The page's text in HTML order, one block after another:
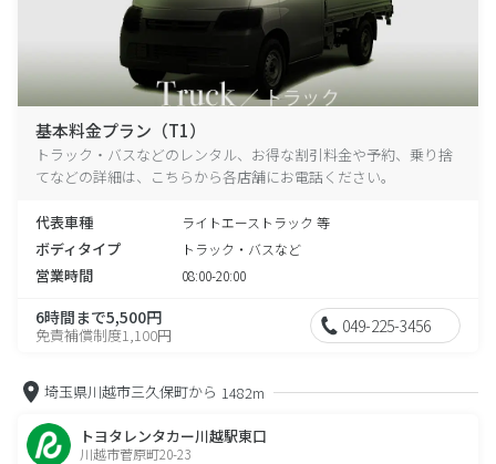
基本料金プラン（T1）
トラック・バスなどのレンタル、お得な割引料金や予約、乗り捨
てなどの詳細は、こちらから各店舗にお電話ください。
代表車種 ライトエーストラック 等
ボディタイプ トラック・バスなど
営業時間 08:00-20:00
6時間まで5,500円
免責補償制度1,100円 049-225-3456
埼玉県川越市三久保町から 1482m
トヨタレンタカー川越駅東口
川越市菅原町20-23